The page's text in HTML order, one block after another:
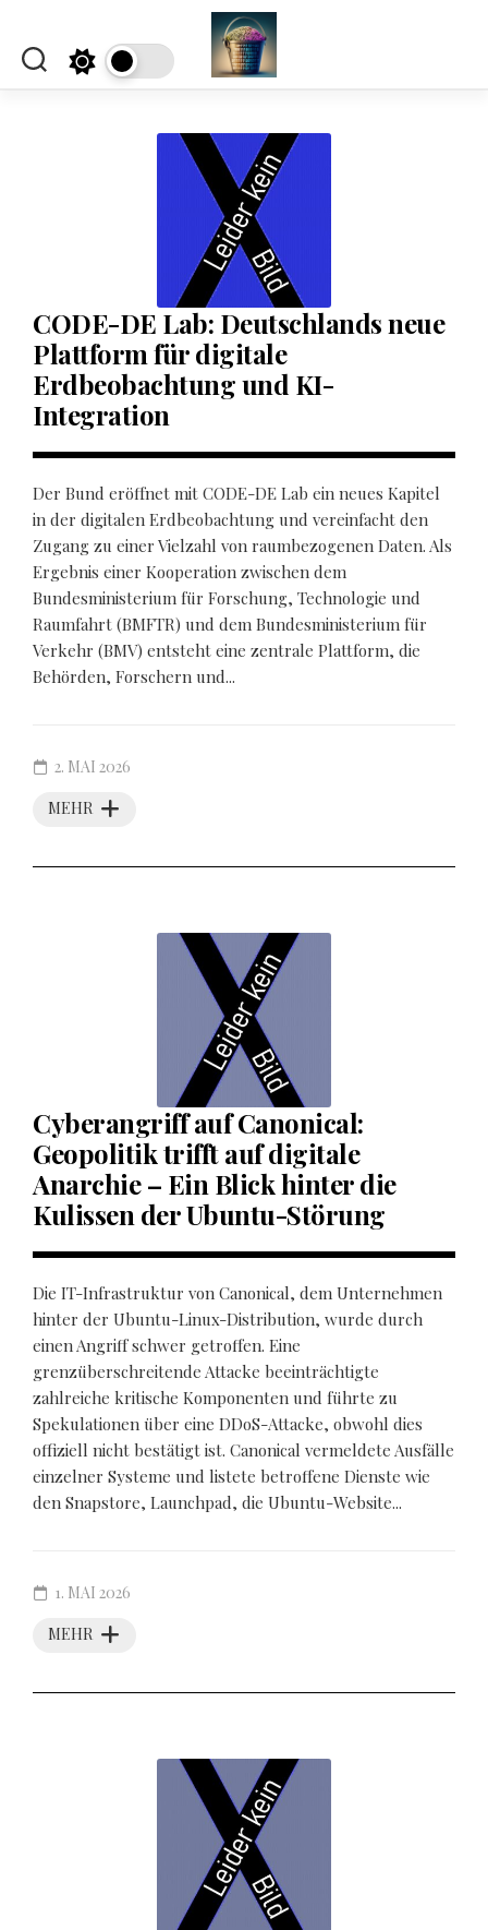
content
CODE-DE Lab: Deutschlands neue
Plattform für digitale
Erdbeobachtung und KI-
Integration
Der Bund eröffnet mit CODE-DE Lab ein neues Kapitel
in der digitalen Erdbeobachtung und vereinfacht den
Zugang zu einer Vielzahl von raumbezogenen Daten. Als
Ergebnis einer Kooperation zwischen dem
Bundesministerium für Forschung, Technologie und
Raumfahrt (BMFTR) und dem Bundesministerium für
Verkehr (BMV) entsteht eine zentrale Plattform, die
Behörden, Forschern und...
MEHR
2. MAI 2026
Cyberangriff auf Canonical:
Geopolitik trifft auf digitale
Anarchie – Ein Blick hinter die
Kulissen der Ubuntu-Störung
Die IT-Infrastruktur von Canonical, dem Unternehmen
hinter der Ubuntu-Linux-Distribution, wurde durch
einen Angriff schwer getroffen. Eine
grenzüberschreitende Attacke beeinträchtigte
zahlreiche kritische Komponenten und führte zu
Spekulationen über eine DDoS-Attacke, obwohl dies
offiziell nicht bestätigt ist. Canonical vermeldete Ausfälle
einzelner Systeme und listete betroffene Dienste wie
den Snapstore, Launchpad, die Ubuntu-Website...
MEHR
1. MAI 2026